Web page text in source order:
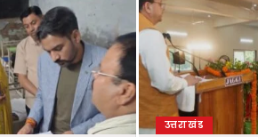
उत्तराखंड